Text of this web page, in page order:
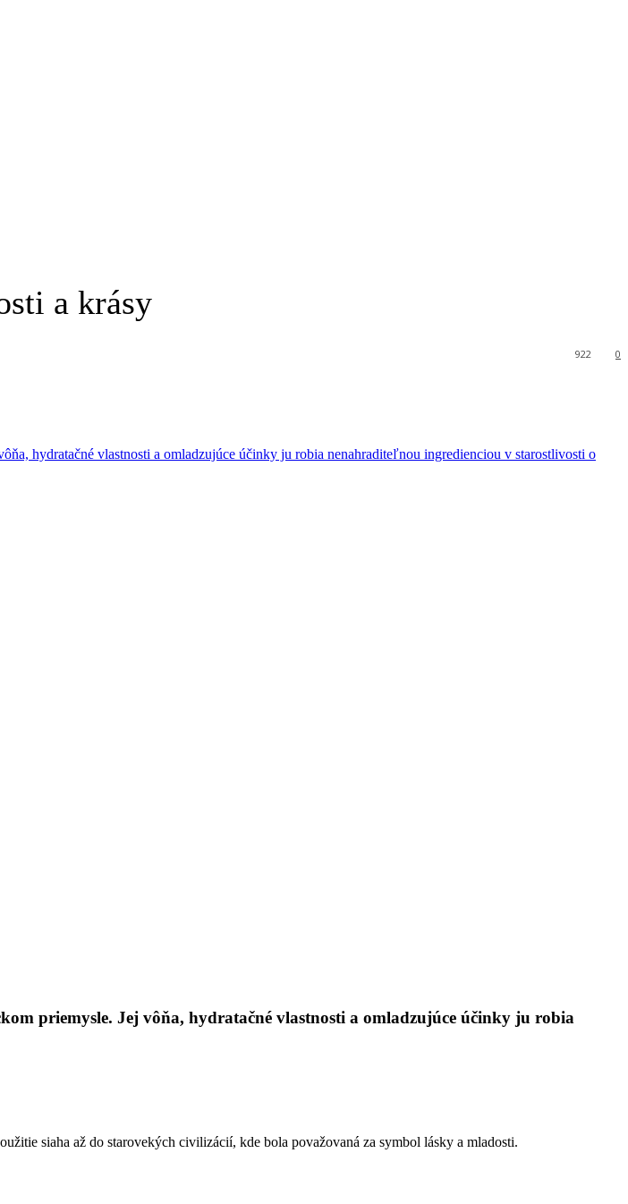
a krásy
0
922
priemysle. Jej vôňa, hydratačné vlastnosti a omladzujúce účinky ju robia
siaha až do starovekých civilizácií, kde bola považovaná za symbol lásky a mladosti.